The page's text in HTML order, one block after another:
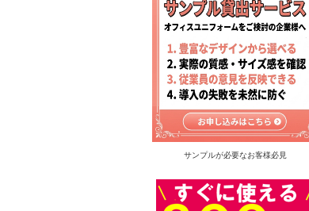
サンプルが必要なお客様必見